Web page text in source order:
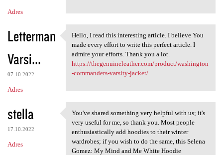
Adres
Letterman
Varsi...
07.10.2022
Adres
Hello, I read this
Hello, I read this interesting article. I believe You
made every effort to write this perfect article. I
admire your efforts. Thank you a lot.
https://thegenuineleather.com/product/washington
-commanders-varsity-jacket/
stella
17.10.2022
Adres
You've shared something very
You've shared something very helpful with us; it's
very useful for me, so thank you. Most people
enthusiastically add hoodies to their winter
wardrobes; if you wish to do the same, this Selena
Gomez: My Mind and Me White Hoodie